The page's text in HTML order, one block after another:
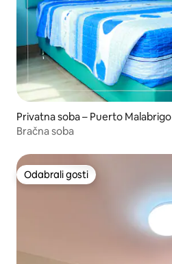
Privatna soba – Puerto Malabrigo
Bračna soba
Odabrali gosti
Odabrali gosti